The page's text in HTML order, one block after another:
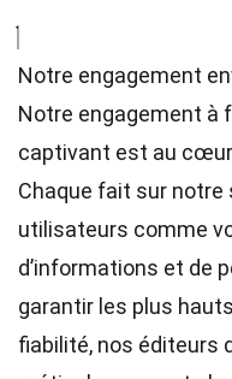
Notre engagement
Notre engagement à
captivant est au
Chaque fait sur
utilisateurs comme
d’informations et de
garantir les plus hauts
fiabilité, nos éditeurs